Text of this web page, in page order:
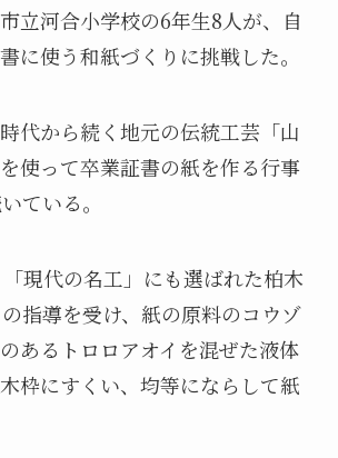
立河合小学校の6年生8人が、自
に使う和紙づくりに挑戦した。
代から続く地元の伝統工芸「山
使って卒業証書の紙を作る行事
ている。
現代の名工」にも選ばれた柏木
指導を受け、紙の原料のコウゾ
あるトロロアオイを混ぜた液体
枠にすくい、均等にならして紙